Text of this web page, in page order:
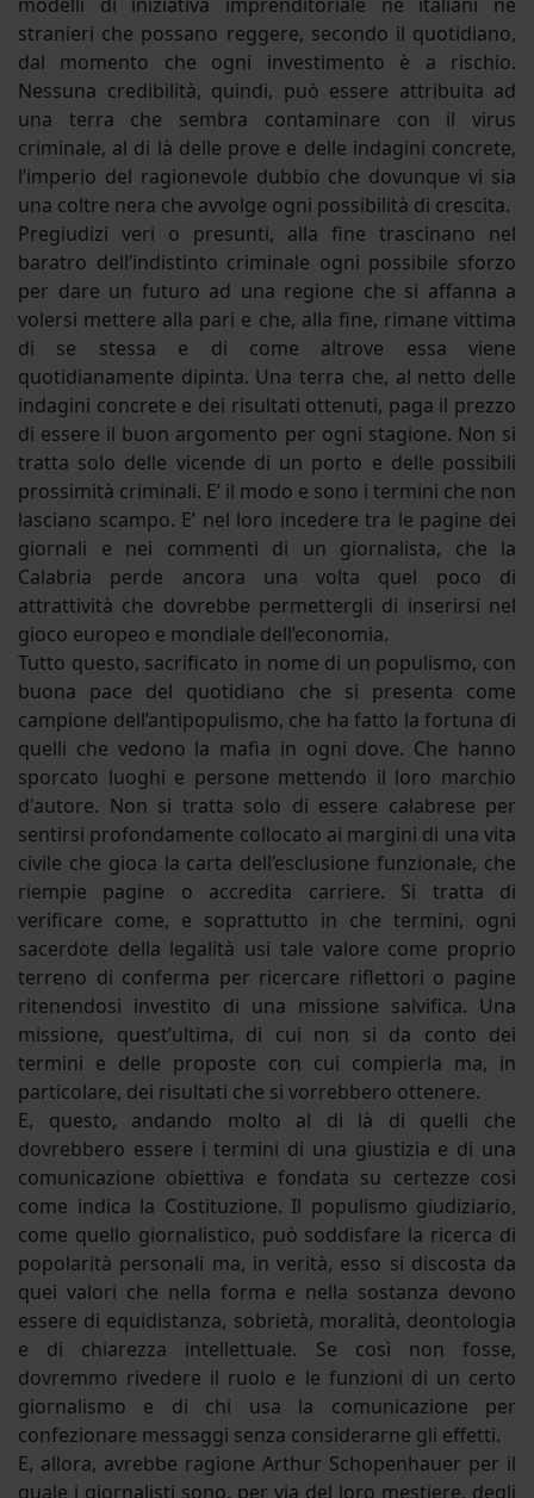
stranieri che possano reggere, secondo il quotidiano,
dal momento che ogni investimento è a rischio.
Nessuna credibilità, quindi, può essere attribuita ad
una terra che sembra contaminare con il virus
criminale, al di là delle prove e delle indagini concrete,
l’imperio del ragionevole dubbio che dovunque vi sia
una coltre nera che avvolge ogni possibilità di crescita.
Pregiudizi veri o presunti, alla fine trascinano nel
baratro dell’indistinto criminale ogni possibile sforzo
per dare un futuro ad una regione che si affanna a
volersi mettere alla pari e che, alla fine, rimane vittima
di se stessa e di come altrove essa viene
quotidianamente dipinta. Una terra che, al netto delle
indagini concrete e dei risultati ottenuti, paga il prezzo
di essere il buon argomento per ogni stagione. Non si
tratta solo delle vicende di un porto e delle possibili
prossimità criminali. E’ il modo e sono i termini che non
lasciano scampo. E’ nel loro incedere tra le pagine dei
giornali e nei commenti di un giornalista, che la
Calabria perde ancora una volta quel poco di
attrattività che dovrebbe permettergli di inserirsi nel
gioco europeo e mondiale dell’economia.
Tutto questo, sacrificato in nome di un populismo, con
buona pace del quotidiano che si presenta come
campione dell’antipopulismo, che ha fatto la fortuna di
quelli che vedono la mafia in ogni dove. Che hanno
sporcato luoghi e persone mettendo il loro marchio
d'autore. Non si tratta solo di essere calabrese per
sentirsi profondamente collocato ai margini di una vita
civile che gioca la carta dell’esclusione funzionale, che
riempie pagine o accredita carriere. Si tratta di
verificare come, e soprattutto in che termini, ogni
sacerdote della legalità usi tale valore come proprio
terreno di conferma per ricercare riflettori o pagine
ritenendosi investito di una missione salvifica. Una
missione, quest’ultima, di cui non si da conto dei
termini e delle proposte con cui compierla ma, in
particolare, dei risultati che si vorrebbero ottenere.
E, questo, andando molto al di là di quelli che
dovrebbero essere i termini di una giustizia e di una
comunicazione obiettiva e fondata su certezze così
come indica la Costituzione. Il populismo giudiziario,
come quello giornalistico, può soddisfare la ricerca di
popolarità personali ma, in verità, esso si discosta da
quei valori che nella forma e nella sostanza devono
essere di equidistanza, sobrietà, moralità, deontologia
e di chiarezza intellettuale. Se così non fosse,
dovremmo rivedere il ruolo e le funzioni di un certo
giornalismo e di chi usa la comunicazione per
confezionare messaggi senza considerarne gli effetti.
E, allora, avrebbe ragione Arthur Schopenhauer per il
quale i giornalisti sono, per via del loro mestiere, degli